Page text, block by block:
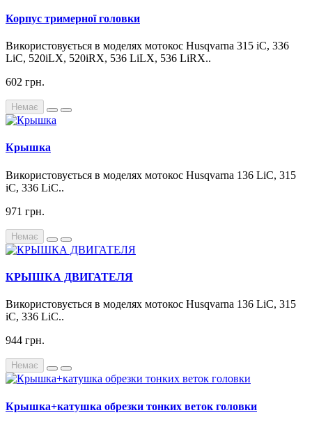
Корпус тримерної головки
Використовується в моделях мотокос Husqvarna 315 iC, 336
LiC, 520iLX, 520iRX, 536 LiLX, 536 LiRX..
602 грн.
Немає
Крышка
Використовується в моделях мотокос Husqvarna 136 LiC, 315
iC, 336 LiC..
971 грн.
Немає
КРЫШКА ДВИГАТЕЛЯ
Використовується в моделях мотокос Husqvarna 136 LiC, 315
iC, 336 LiC..
944 грн.
Немає
Крышка+катушка обрезки тонких веток головки